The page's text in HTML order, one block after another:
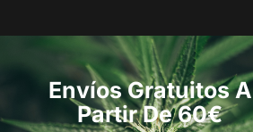
Envíos Gratuitos A
Partir De 60€